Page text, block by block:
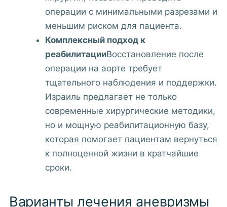
операции с минимальными разрезами и
меньшим риском для пациента.
Комплексный подход к
реабилитацииВосстановление после
операции на аорте требует
тщательного наблюдения и поддержки.
Израиль предлагает не только
современные хирургические методики,
но и мощную реабилитационную базу,
которая помогает пациентам вернуться
к полноценной жизни в кратчайшие
сроки.
Варианты лечения аневризмы